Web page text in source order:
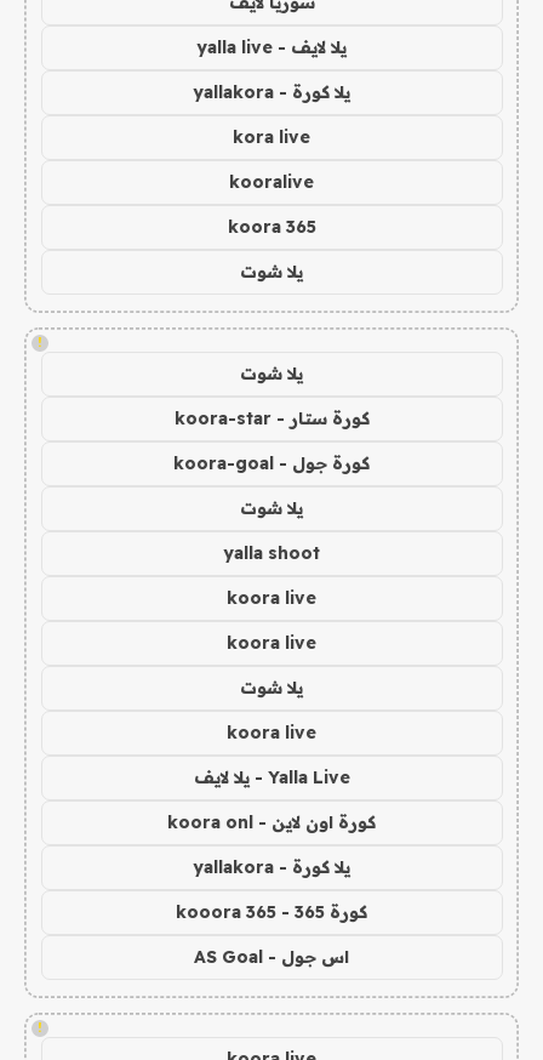
يلا لايف - yalla live
يلا كورة - yallakora
kora live
kooralive
koora 365
يلا شوت
!
يلا شوت
كورة ستار - koora-star
كورة جول - koora-goal
يلا شوت
yalla shoot
koora live
koora live
يلا شوت
koora live
Yalla Live - يلا لايف
كورة اون لاين - koora onl
يلا كورة - yallakora
كورة 365 - kooora 365
اس جول - AS Goal
!